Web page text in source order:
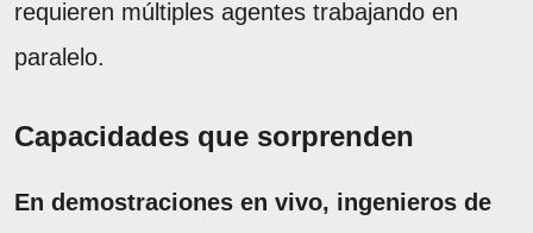
requieren múltiples agentes trabajando en
paralelo.
Capacidades que sorprenden
En demostraciones en vivo, ingenieros de